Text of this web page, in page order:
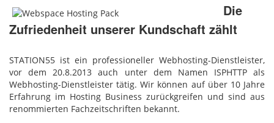
Die
Zufriedenheit unserer Kundschaft zählt
STATION55 ist ein professioneller Webhosting-Dienstleister,
vor dem 20.8.2013 auch unter dem Namen ISPHTTP als
Webhosting-Dienstleister tätig. Wir können auf über 10 Jahre
Erfahrung im Hosting Business zurückgreifen und sind aus
renommierten Fachzeitschriften bekannt.